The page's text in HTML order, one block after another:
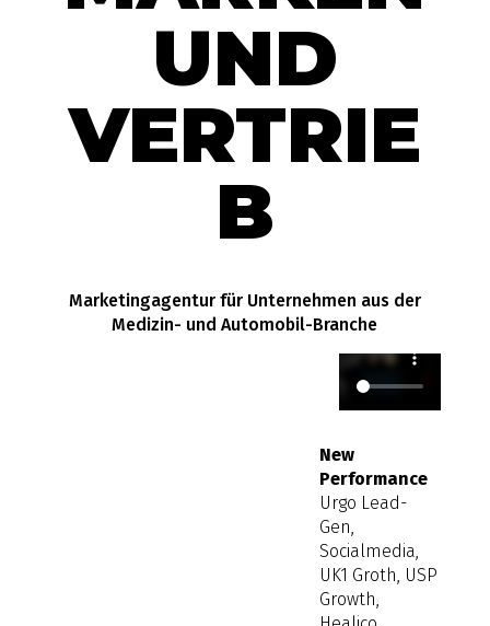
UND
VERTRIE
B
Marketingagentur für Unternehmen aus der
Medizin- und Automobil-Branche
New
Performance
Urgo Lead-
Gen,
Socialmedia,
UK1 Groth, USP
Growth,